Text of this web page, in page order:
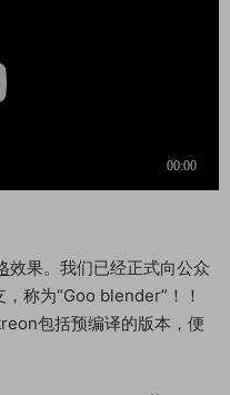
效果。我们已经正式向公众
称为“Goo blender”！！
包括预编译的版本，便